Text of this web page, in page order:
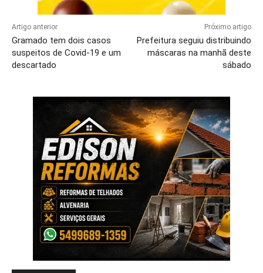
Artigo anterior
Gramado tem dois casos
suspeitos de Covid-19 e um
descartado
Próximo artigo
Prefeitura seguiu distribuindo
máscaras na manhã deste
sábado